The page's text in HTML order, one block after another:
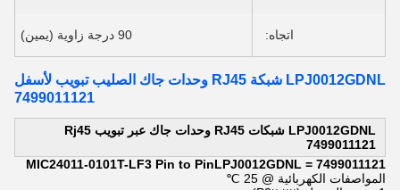
اتجاه: 90 درجة زاوية (يمين)
LPJ0012GDNL شبكة RJ45 وحدات جاك الصليب تبويب لأسفل
7499011121
LPJ0012GDNL شبكات RJ45 وحدات جاك عبر تبويب Rj45
7499011121
7499011121 = MIC24011-0101T-LF3 Pin to PinLPJ0012GDNL
المواصفات الكهربائية @ 25 ℃